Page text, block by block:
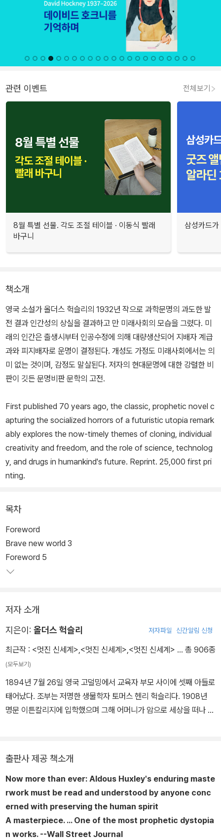
관련 이벤트 전체보기
8월 특별 선물. 각도 조절 테이블 · 이동식 빨래
바구니
삼성카드
책소개
영국 소설가 올더스 헉슬리의 1932년 작으로 과학문명의 과도한 발
전 결과 인간성의 상실을 결과하고 만 미래사회의 모습을 그렸다. 미
래의 인간은 출생시부터 인공수정에 의해 대량생산되어 지배자 계급
과와 피지배자로 운명이 결정된다. 개성도 가정도 미래사회에서는 의
미 없는 것이며, 감정도 말살된다. 저자의 현대문명에 대한 강렬한 비
판이 깃든 문명비판 문학의 고전.
First published 70 years ago, the classic, prophetic novel c
apturing the socialized horrors of a futuristic utopia remark
ably explores the now-timely themes of cloning, individual
creativity and freedom, and the role of science, technolog
y, and drugs in humankind's future. Reprint. 25,000 first pri
nting.
목차
Foreword
Brave new world 3
Foreword 5
저자 소개
지은이: 올더스 헉슬리 저자파일 신간알림 신청
최근작 : <멋진 신세계>,<멋진 신세계>,<멋진 신세계> … 총 906종
(모두보기)
1894년 7월 26일 영국 고덜밍에서 교육자 부모 사이에 셋째 아들로
태어났다. 조부는 저명한 생물학자 토머스 헨리 헉슬리다. 1908년
명문 이튼칼리지에 입학했으며 그해 어머니가 암으로 세상을 떠나 큰
비서관으로 근무하다 교사가 되었다. 모교 이튼칼리지 재직 당시 학
생이었던 조지 오웰을 가르치기도 했다. 《불타는 수레바퀴》(1916)와
여러 권의 시집을 발표하고 문학계의 호평을 받았으나 생계를 위해
문학지 《아테네움》에서 기자로 사회평론과 문예비평을 하며 창작 활
동을 이어갔다. 영국 상류층을 풍자한 첫 소설 《크롬 옐로우》(1921)
와 특유의 냉소적이며 회의적인 인생관이 집약된 관념소설 《연애대
출판사 제공 책소개
Now more than ever: Aldous Huxley's enduring maste
rwork must be read and understood by anyone conc
erned with preserving the human spirit
A masterpiece. ... One of the most prophetic dystopia
n works. --Wall Street Journal